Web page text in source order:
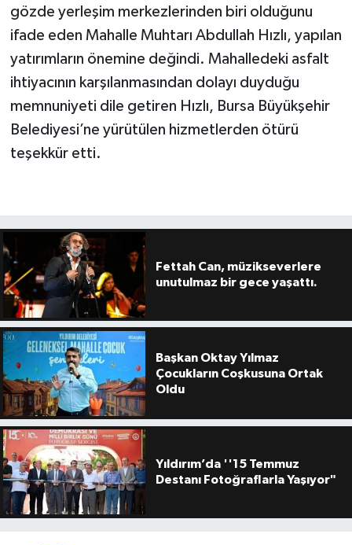
gözde yerleşim merkezlerinden biri olduğunu
ifade eden Mahalle Muhtarı Abdullah Hızlı, yapılan
yatırımların önemine değindi. Mahalledeki asfalt
ihtiyacının karşılanmasından dolayı duyduğu
memnuniyeti dile getiren Hızlı, Bursa Büyükşehir
Belediyesi’ne yürütülen hizmetlerden ötürü
teşekkür etti.
Fettah Can, müzikseverlere
unutulmaz bir gece yaşattı.
Başkan Oktay Yılmaz
Çocukların Coşkusuna Ortak
Oldu
Yıldırım’da ''15 Temmuz
Destanı Fotoğraflarla Yaşıyor"